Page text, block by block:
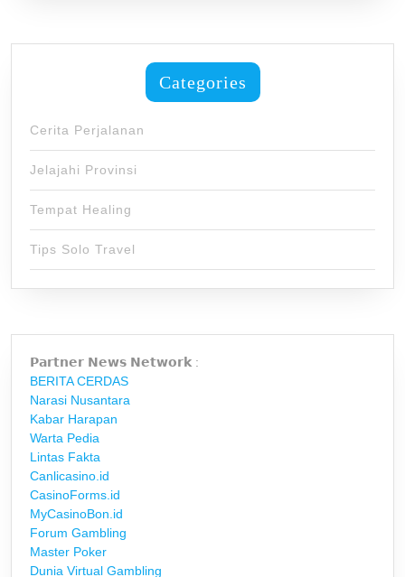
Categories
Cerita Perjalanan
Jelajahi Provinsi
Tempat Healing
Tips Solo Travel
𝗣𝗮𝗿𝘁𝗻𝗲𝗿 𝗡𝗲𝘄𝘀 𝗡𝗲𝘁𝘄𝗼𝗿𝗸 :
BERITA CERDAS
Narasi Nusantara
Kabar Harapan
Warta Pedia
Lintas Fakta
Canlicasino.id
CasinoForms.id
MyCasinoBon.id
Forum Gambling
Master Poker
Dunia Virtual Gambling